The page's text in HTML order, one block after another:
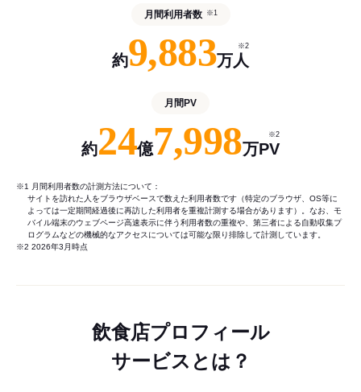
月間利用者数 ※1
約9,883万人
※2
月間PV
約24億7,998万PV
※2
※1 月間利用者数の計測方法について：
サイトを訪れた人をブラウザベースで数えた利用者数です（特定のブラウザ、OS等に
よっては一定期間経過後に再訪した利用者を重複計測する場合があります）。なお、モ
バイル端末のウェブページ高速表示に伴う利用者数の重複や、第三者による自動収集プ
ログラムなどの機械的なアクセスについては可能な限り排除して計測しています。
※2 2026年3月時点
飲食店プロフィール
サービスとは？